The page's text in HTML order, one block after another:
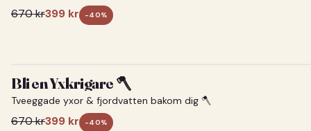
670kr399 kr -40%
Bli en Yxkrigare 🪓
Tveeggade yxor & fjordvatten bakom dig 🪓
670kr399 kr -40%